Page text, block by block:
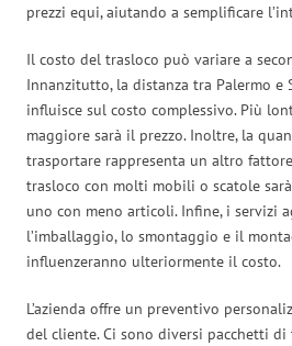
prezzi equi, aiutando a semplificare
Il costo del trasloco può variare a
Innanzitutto, la distanza tra Palermo e
influisce sul costo complessivo. Più
maggiore sarà il prezzo. Inoltre, la
trasportare rappresenta un altro
trasloco con molti mobili o scatole
uno con meno articoli. Infine, i servizi
l’imballaggio, lo smontaggio e il
influenzeranno ulteriormente il costo.
L’azienda offre un preventivo
del cliente. Ci sono diversi pacchetti